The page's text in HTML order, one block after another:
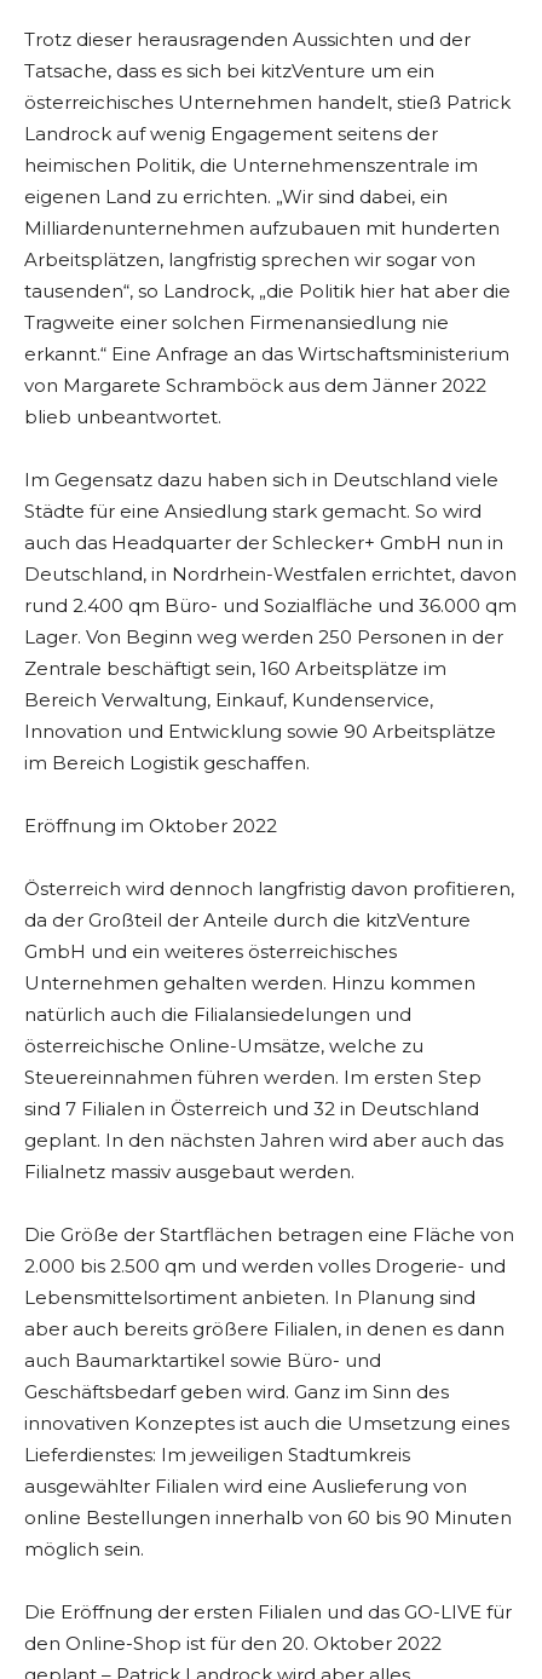
Trotz dieser herausragenden Aussichten und der
Tatsache, dass es sich bei kitzVenture um ein
österreichisches Unternehmen handelt, stieß Patrick
Landrock auf wenig Engagement seitens der
heimischen Politik, die Unternehmenszentrale im
eigenen Land zu errichten. „Wir sind dabei, ein
Milliardenunternehmen aufzubauen mit hunderten
Arbeitsplätzen, langfristig sprechen wir sogar von
tausenden“, so Landrock, „die Politik hier hat aber die
Tragweite einer solchen Firmenansiedlung nie
erkannt.“ Eine Anfrage an das Wirtschaftsministerium
von Margarete Schramböck aus dem Jänner 2022
blieb unbeantwortet.
Im Gegensatz dazu haben sich in Deutschland viele
Städte für eine Ansiedlung stark gemacht. So wird
auch das Headquarter der Schlecker+ GmbH nun in
Deutschland, in Nordrhein-Westfalen errichtet, davon
rund 2.400 qm Büro- und Sozialfläche und 36.000 qm
Lager. Von Beginn weg werden 250 Personen in der
Zentrale beschäftigt sein, 160 Arbeitsplätze im
Bereich Verwaltung, Einkauf, Kundenservice,
Innovation und Entwicklung sowie 90 Arbeitsplätze
im Bereich Logistik geschaffen.
Eröffnung im Oktober 2022
Österreich wird dennoch langfristig davon profitieren,
da der Großteil der Anteile durch die kitzVenture
GmbH und ein weiteres österreichisches
Unternehmen gehalten werden. Hinzu kommen
natürlich auch die Filialansiedelungen und
österreichische Online-Umsätze, welche zu
Steuereinnahmen führen werden. Im ersten Step
sind 7 Filialen in Österreich und 32 in Deutschland
geplant. In den nächsten Jahren wird aber auch das
Filialnetz massiv ausgebaut werden.
Die Größe der Startflächen betragen eine Fläche von
2.000 bis 2.500 qm und werden volles Drogerie- und
Lebensmittelsortiment anbieten. In Planung sind
aber auch bereits größere Filialen, in denen es dann
auch Baumarktartikel sowie Büro- und
Geschäftsbedarf geben wird. Ganz im Sinn des
innovativen Konzeptes ist auch die Umsetzung eines
Lieferdienstes: Im jeweiligen Stadtumkreis
ausgewählter Filialen wird eine Auslieferung von
online Bestellungen innerhalb von 60 bis 90 Minuten
möglich sein.
Die Eröffnung der ersten Filialen und das GO-LIVE für
den Online-Shop ist für den 20. Oktober 2022